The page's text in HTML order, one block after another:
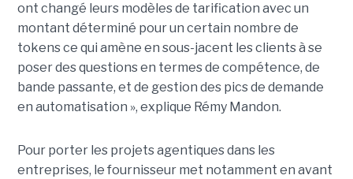
ont changé leurs modèles de tarification avec un
montant déterminé pour un certain nombre de
tokens ce qui amène en sous-jacent les clients à se
poser des questions en termes de compétence, de
bande passante, et de gestion des pics de demande
en automatisation », explique Rémy Mandon.
Pour porter les projets agentiques dans les
entreprises, le fournisseur met notamment en avant